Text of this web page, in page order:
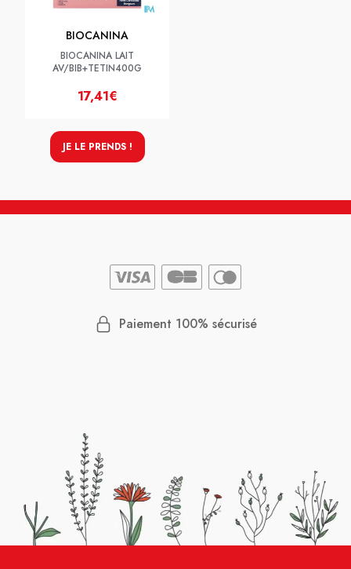
BIOCANINA
BIOCANINA LAIT
AV/BIB+TETIN400G
17,41€
JE LE PRENDS !
Paiement 100% sécurisé